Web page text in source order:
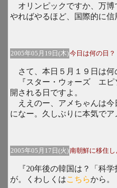
オリンピックですか、万博
やればやるほど、国際的に
2005年05月19日(木)今日は何の日？
さて、本日５月１９日は何
『スター・ウォーズ エピ
開される日ですよ。
ええのー、アメちゃんは今
になー。久しぶりに本気で
2005年05月17日(火)南朝鮮に移住
『20年後の韓国は？「科学
が。くわしくはこちらから。